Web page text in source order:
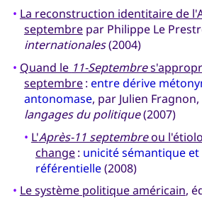
• La reconstruction identitaire de
septembrepar Philippe Le
internationales(2004)
• Quand le 11-Septembre
septembre: entre dérive
antonomase, par Julien Fragnon,
langages du politique(2007)
• L'Après-11 septembreou
change: unicité sémantique
référentielle(2008)
• Le système politique américain,